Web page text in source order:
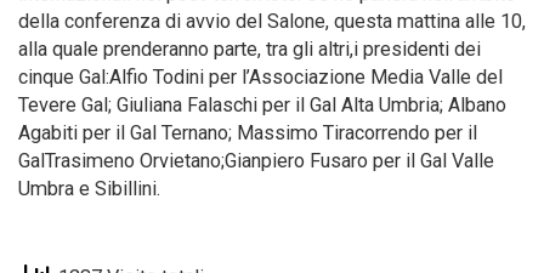
della conferenza di avvio del Salone, questa mattina alle 10,
alla quale prenderanno parte, tra gli altri,i presidenti dei
cinque Gal:Alfio Todini per l’Associazione Media Valle del
Tevere Gal; Giuliana Falaschi per il Gal Alta Umbria; Albano
Agabiti per il Gal Ternano; Massimo Tiracorrendo per il
GalTrasimeno Orvietano;Gianpiero Fusaro per il Gal Valle
Umbra e Sibillini.